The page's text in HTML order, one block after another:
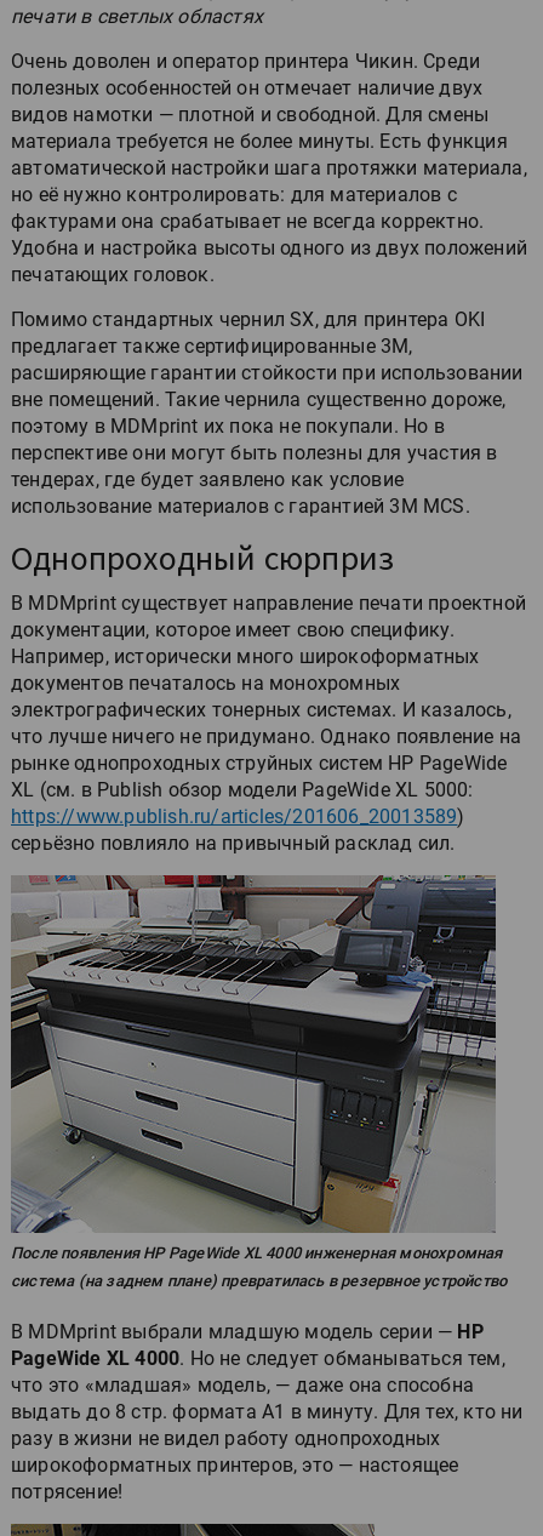
печати в светлых областях
Очень доволен и оператор принтера Чикин. Среди
полезных особенностей он отмечает наличие двух
видов намотки — плотной и свободной. Для смены
материала требуется не более минуты. Есть функция
автоматической настройки шага протяжки материала,
но её нужно контролировать: для материалов с
фактурами она срабатывает не всегда корректно.
Удобна и настройка высоты одного из двух положений
печатающих головок.
Помимо стандартных чернил SX, для принтера OKI
предлагает также сертифицированные 3M,
расширяющие гарантии стойкости при использовании
вне помещений. Такие чернила существенно дороже,
поэтому в MDMprint их пока не покупали. Но в
перспективе они могут быть полезны для участия в
тендерах, где будет заявлено как условие
использование материалов с гарантией 3M MCS.
Однопроходный сюрприз
В MDMprint существует направление печати проектной
документации, которое имеет свою специфику.
Например, исторически много широкоформатных
документов печаталось на монохромных
электрографических тонерных системах. И казалось,
что лучше ничего не придумано. Однако появление на
рынке однопроходных струйных систем HP PageWide
XL (см. в Publish обзор модели PageWide XL 5000:
https://www.publish.ru/articles/201606_20013589)
серьёзно повлияло на привычный расклад сил.
После появления HP PageWide XL 4000 инженерная монохромная
система (на заднем плане) превратилась в резервное устройство
В MDMprint выбрали младшую модель серии — HP
PageWide XL 4000. Но не следует обманываться тем,
что это «младшая» модель, — даже она способна
выдать до 8 стр. формата А1 в минуту. Для тех, кто ни
разу в жизни не видел работу однопроходных
широкоформатных принтеров, это — настоящее
потрясение!